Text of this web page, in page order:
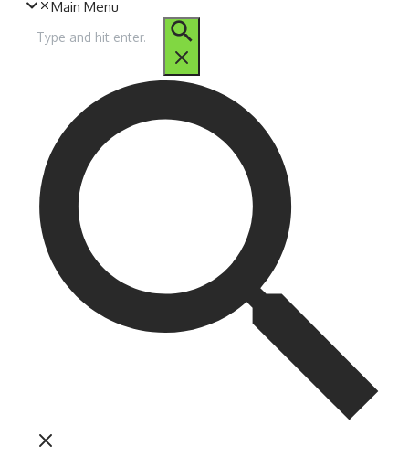
Main Menu
untuk: